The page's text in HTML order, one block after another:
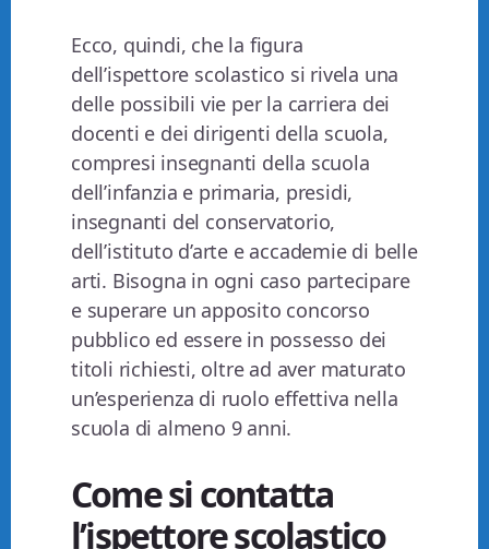
Ecco, quindi, che la figura
dell’ispettore scolastico si rivela una
delle possibili vie per la carriera dei
docenti e dei dirigenti della scuola,
compresi insegnanti della scuola
dell’infanzia e primaria, presidi,
insegnanti del conservatorio,
dell’istituto d’arte e accademie di belle
arti. Bisogna in ogni caso partecipare
e superare un apposito concorso
pubblico ed essere in possesso dei
titoli richiesti, oltre ad aver maturato
un’esperienza di ruolo effettiva nella
scuola di almeno 9 anni.
Come si contatta
l’ispettore scolastico